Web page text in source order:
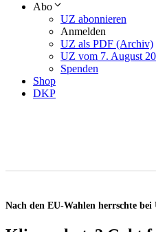
Abo
UZ abonnieren
Anmelden
UZ als PDF (Archiv)
UZ vom 7. August
Spenden
Shop
DKP
Nach den EU-Wahlen herrschte